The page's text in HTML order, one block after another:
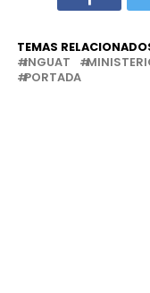
TEMAS
INGUAT
PORTADA